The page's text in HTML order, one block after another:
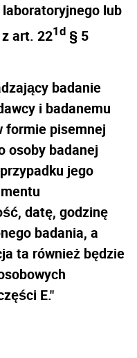
lub
art. 221d § 5
badanie
i badanemu
formie pisemnej
osoby badanej
jego
datę, godzinę
badania, a
ta również będzie
E."